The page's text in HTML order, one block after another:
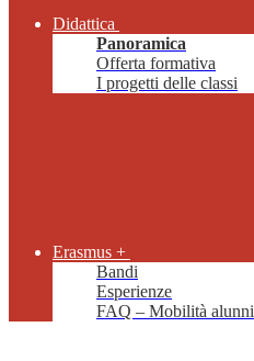
Didattica
Panoramica
Offerta formativa
I progetti delle classi
Erasmus +
Bandi
Esperienze
FAQ – Mobilità alunni